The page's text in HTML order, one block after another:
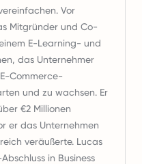
Vor
Mitgründer und Co-
E-Learning- und
das Unternehmer
Commerce-
und zu wachsen. Er
€2 Millionen
er das Unternehmen
veräußerte. Lucas
in Business